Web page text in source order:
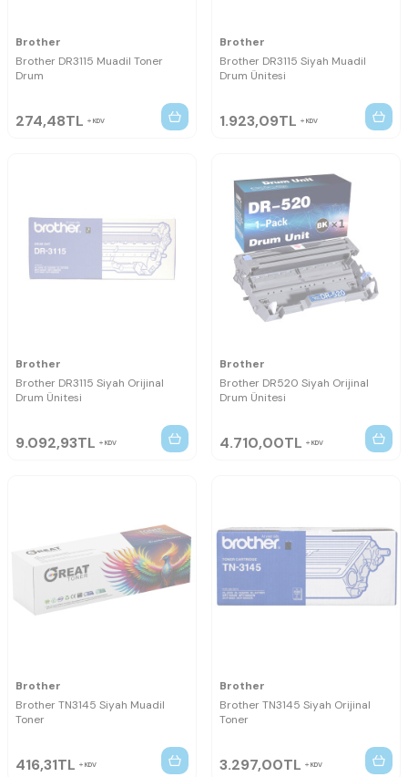
Brother
Brother DR3115 Muadil Toner
Drum
274,48TL KDV
Brother
Brother DR3115 Siyah Muadil
Drum Ünitesi
1.923,09TL KDV
Brother
Brother DR3115 Siyah Orijinal
Drum Ünitesi
9.092,93TL KDV
Brother
Brother DR520 Siyah Orijinal
Drum Ünitesi
4.710,00TL KDV
Brother
Brother TN3145 Siyah Muadil
Toner
416,31TL KDV
Brother
Brother TN3145 Siyah Orijinal
Toner
3.297,00TL KDV